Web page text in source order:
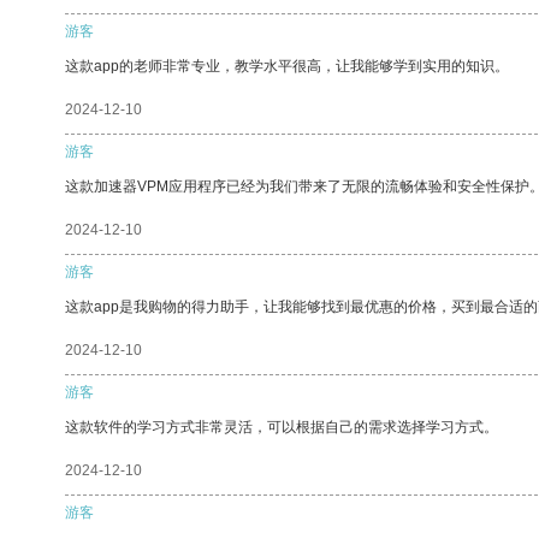
游客
这款app的老师非常专业，教学水平很高，让我能够学到实用的知识。
2024-12-10
游客
这款加速器VPM应用程序已经为我们带来了无限的流畅体验和安全性保护。
2024-12-10
游客
这款app是我购物的得力助手，让我能够找到最优惠的价格，买到最合适的
2024-12-10
游客
这款软件的学习方式非常灵活，可以根据自己的需求选择学习方式。
2024-12-10
游客